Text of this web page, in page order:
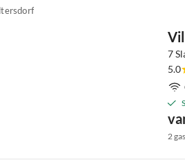
7
5.0
2